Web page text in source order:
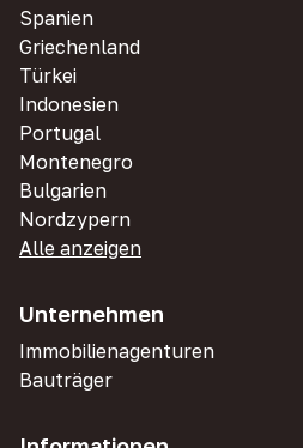
Spanien
Griechenland
Türkei
Indonesien
Portugal
Montenegro
Bulgarien
Nordzypern
Alle anzeigen
Unternehmen
Immobilienagenturen
Bauträger